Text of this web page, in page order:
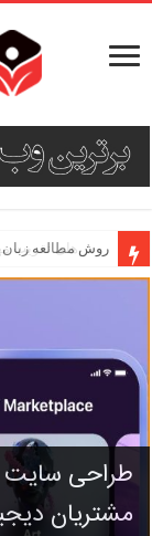
روش مطالعه
طراحی سایت
مشتریان
طراحی سایت
بیشتر
زبان نمادین
قابلیت‌های
شغل های